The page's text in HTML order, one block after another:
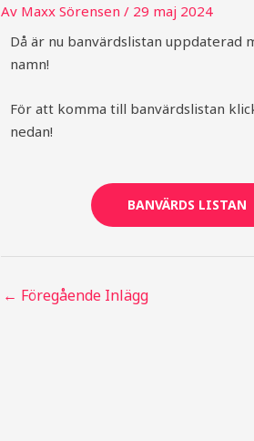
Av Maxx Sörensen / 29 maj 2024
Då är nu banvärdslistan uppdaterad
namn!
För att komma till banvärdslistan
nedan!
BANVÄRDS LISTAN
← Föregående Inlägg